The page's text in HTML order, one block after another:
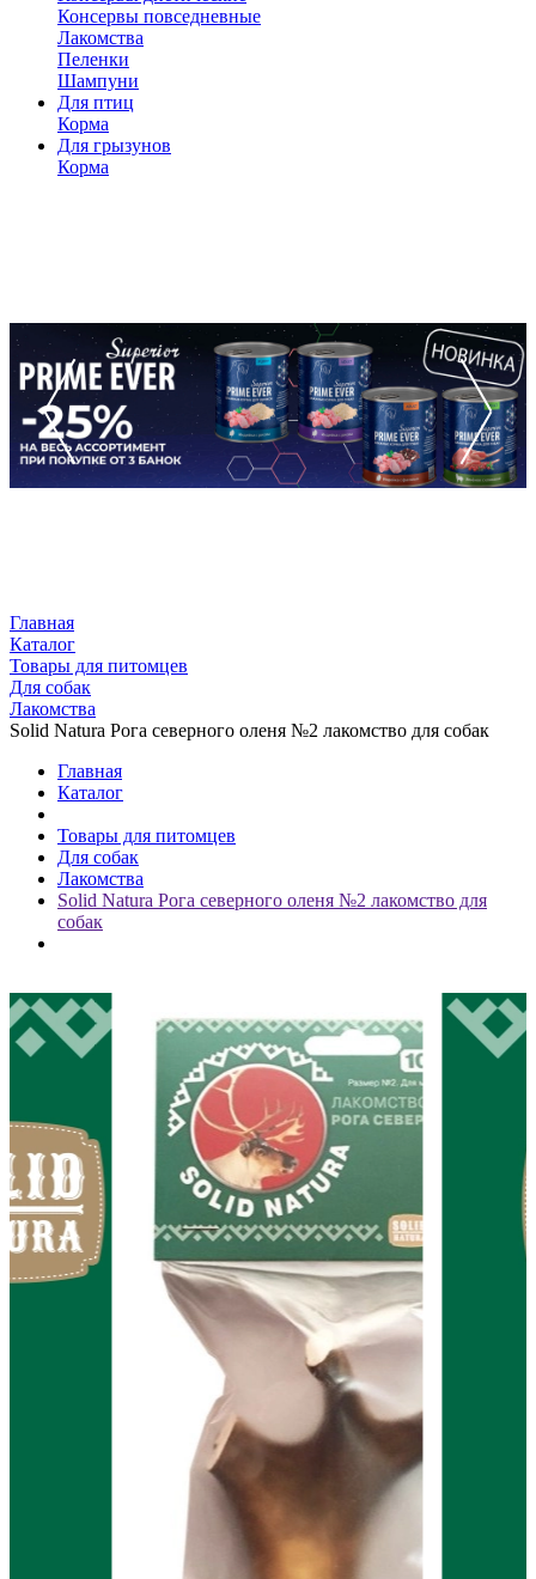
Консервы повседневные
Лакомства
Пеленки
Шампуни
Для птиц
Корма
Для грызунов
Корма
Главная
Каталог
Товары для питомцев
Для собак
Лакомства
Solid Natura Рога северного оленя №2 лакомство для собак
Главная
Каталог
Товары для питомцев
Для собак
Лакомства
Solid Natura Рога северного оленя №2 лакомство для
собак